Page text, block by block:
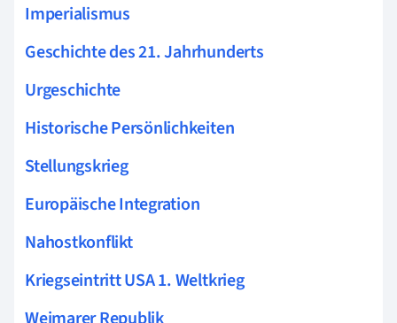
Imperialismus
Geschichte des 21. Jahrhunderts
Urgeschichte
Historische Persönlichkeiten
Stellungskrieg
Europäische Integration
Nahostkonflikt
Kriegseintritt USA 1. Weltkrieg